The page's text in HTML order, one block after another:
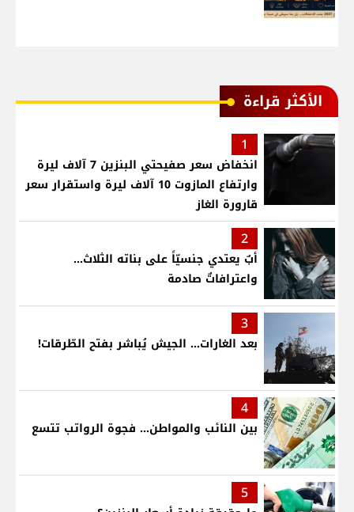
الأكثر قراءة
1
انخفاض سعر صفيحتي البنزين 7 آلاف ليرة
وارتفاع المازوت 10 آلاف ليرة واستقرار سعر
قارورة الغاز
2
أبٌ يعتدي جنسيّاً على بناته الثلاث…
واعترافاتٌ صادمة
3
بعد الغارات... الجيش يُباشر بفتح الطّرقات!
4
بين النائب والمواطن... فجوة الرواتب تتسع
5